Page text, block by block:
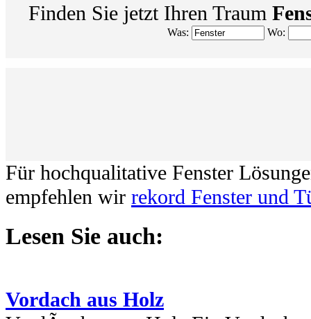
Finden Sie jetzt Ihren Traum
Was: Wo:
Für hochqualitative Fenster
empfehlen wir rekord Fenster und
Lesen Sie auch:
Vordach aus Holz